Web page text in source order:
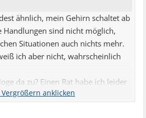
ähnlich, mein Gehirn schaltet ab
Handlungen sind nicht möglich,
Situationen auch nichts mehr.
ich aber nicht, wahrscheinlich
da zu? Einen Rat habe ich leider